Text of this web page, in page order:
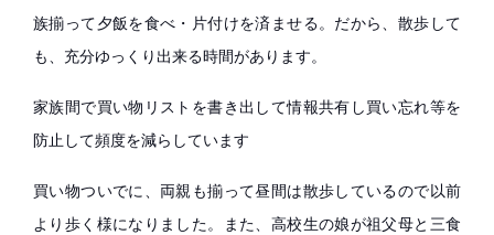
族揃って夕飯を食べ・片付けを済ませる。だから、散歩して
も、充分ゆっくり出来る時間があります。
家族間で買い物リストを書き出して情報共有し買い忘れ等を
防止して頻度を減らしています
買い物ついでに、両親も揃って昼間は散歩しているので以前
より歩く様になりました。また、高校生の娘が祖父母と三食